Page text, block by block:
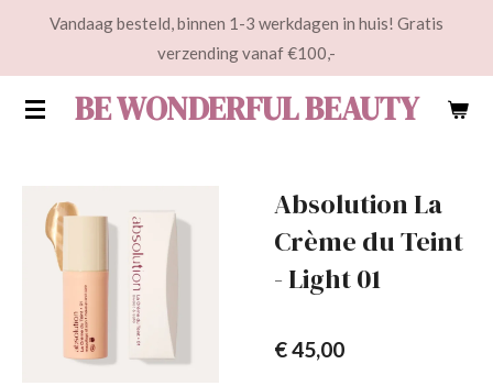
de
BE WONDERFUL BEAUTY
Vandaag besteld, binnen 1-3 werkdagen in huis! Gratis
verzending vanaf €100,-
Absolution La
Crème du Teint
- Light 01
€ 45,00